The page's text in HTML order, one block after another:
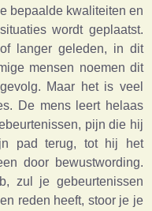
bepaalde kwaliteiten en
wordt geplaatst.
langer geleden, in dit
mensen noemen dit
Maar het is veel
De mens leert helaas
pijn die hij
pad terug, tot hij het
door bewustwording.
zul je gebeurtenissen
reden heeft, stoor je je